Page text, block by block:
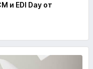
и EDI Day от